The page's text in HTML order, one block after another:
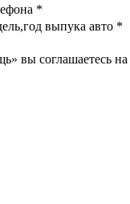
*
выпука авто *
вы соглашаетесь на